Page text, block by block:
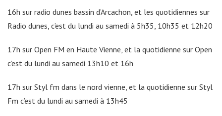
16h sur radio dunes bassin d’Arcachon, et les quotidiennes sur
Radio dunes, c’est du lundi au samedi à 5h35, 10h35 et 12h20
17h sur Open FM en Haute Vienne, et la quotidienne sur Open
c’est du lundi au samedi 13h10 et 16h
17h sur Styl fm dans le nord vienne, et la quotidienne sur Styl
Fm c’est du lundi au samedi à 13h45